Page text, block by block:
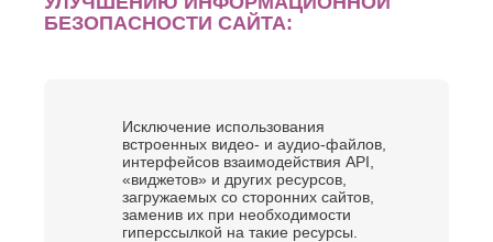
БЕЗОПАСНОСТИ САЙТА:
Исключение использования
встроенных видео- и аудио-файлов,
интерфейсов взаимодействия API,
«виджетов» и других ресурсов,
загружаемых со сторонних сайтов,
заменив их при необходимости
гиперссылкой на такие ресурсы.